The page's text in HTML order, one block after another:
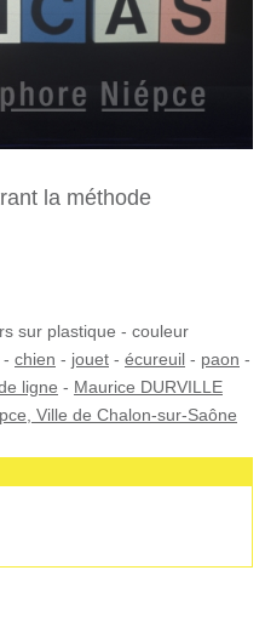
la méthode
sur plastique - couleur
- chien - jouet - écureuil - paon -
ligne - Maurice DURVILLE
Ville de Chalon-sur-Saône